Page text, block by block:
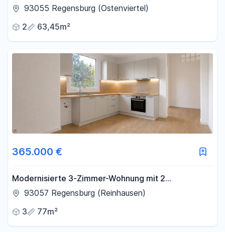
Regensburg - freiwerdend
93055 Regensburg (Ostenviertel)
2
63,45m²
365.000 €
Modernisierte 3-Zimmer-Wohnung mit 2
Westbalkonen in Regensburg
93057 Regensburg (Reinhausen)
3
77m²